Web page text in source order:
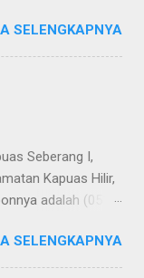
Hernawaty,
diberikan pada
Dayak -
SELENGKAPNYA
Seberang I,
Kapuas Hilir,
adalah (0513)
naga yang
SELENGKAPNYA